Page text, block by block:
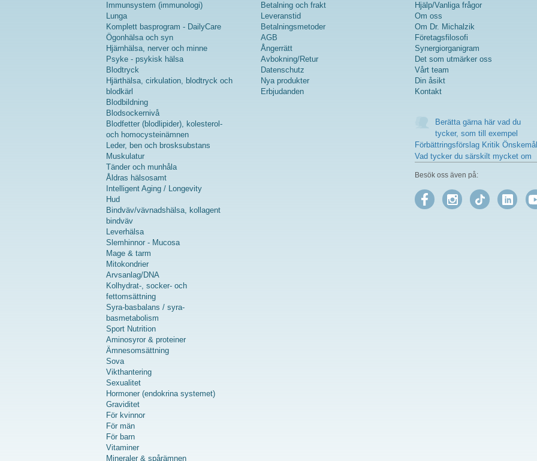
Immunsystem (immunologi)
Lunga
Komplett basprogram - DailyCare
Ögonhälsa och syn
Hjärnhälsa, nerver och minne
Psyke - psykisk hälsa
Blodtryck
Hjärthälsa, cirkulation, blodtryck och
blodkärl
Blodbildning
Blodsockernivå
Blodfetter (blodlipider), kolesterol-
och homocysteinämnen
Leder, ben och brosksubstans
Muskulatur
Tänder och munhåla
Åldras hälsosamt
Intelligent Aging / Longevity
Hud
Bindväv/vävnadshälsa, kollagent
bindväv
Leverhälsa
Slemhinnor - Mucosa
Mage & tarm
Mitokondrier
Arvsanlag/DNA
Kolhydrat-, socker- och
fettomsättning
Syra-basbalans / syra-
basmetabolism
Sport Nutrition
Aminosyror & proteiner
Ämnesomsättning
Sova
Vikthantering
Sexualitet
Hormoner (endokrina systemet)
Graviditet
För kvinnor
För män
För barn
Vitaminer
Mineraler & spårämnen
Betalning och frakt
Leveranstid
Betalningsmetoder
AGB
Ångerrätt
Avbokning/Retur
Datenschutz
Nya produkter
Erbjudanden
Hjälp/Vanliga frågor
Om oss
Om Dr. Michalzik
Företagsfilosofi
Synergiorganigram
Det som utmärker oss
Vårt team
Din åsikt
Kontakt
Berätta gärna här vad du
tycker, som till exempel
Förbättringsförslag Kritik Önskemål
Vad tycker du särskilt mycket om
Besök oss även på: